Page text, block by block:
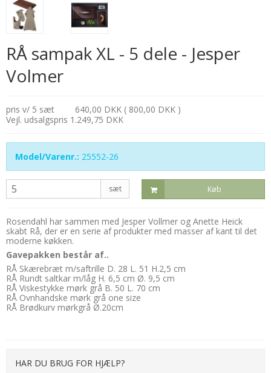
RÅ sampak XL - 5 dele - Jesper
Volmer
pris v/ 5 sæt
640,00 DKK ( 800,00 DKK )
Vejl. udsalgspris 1.249,75 DKK
Model/Varenr.: 25552-26
sæt Køb
Rosendahl har sammen med Jesper Vollmer og Anette Heick
skabt Rå, der er en serie af produkter med masser af kant til det
moderne køkken.
Gavepakken består af..
RÅ Skærebræt m/saftrille D. 28 L. 51 H.2,5 cm
RÅ Rundt saltkar m/låg H. 6,5 cm Ø. 9,5 cm
RÅ Viskestykke mørk grå B. 50 L. 70 cm
RÅ Ovnhandske mørk grå one size
RÅ Brødkurv mørkgrå Ø.20cm
HAR DU BRUG FOR HJÆLP?